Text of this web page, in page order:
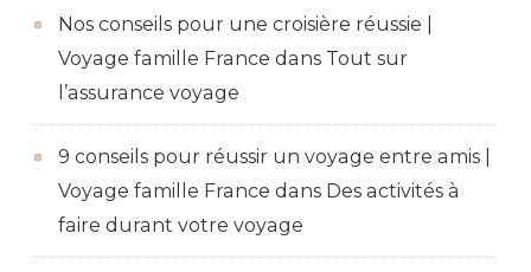
Nos conseils pour une croisière réussie |
Voyage famille France dans Tout sur
l’assurance voyage
9 conseils pour réussir un voyage entre amis |
Voyage famille France dans Des activités à
faire durant votre voyage